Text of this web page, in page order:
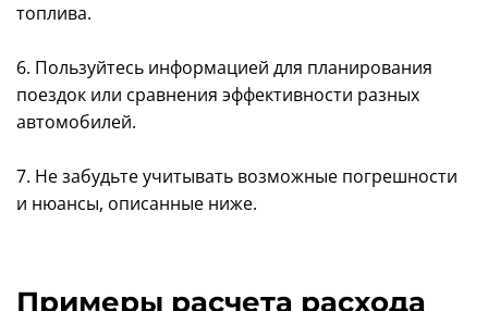
топлива.
6. Пользуйтесь информацией для планирования
поездок или сравнения эффективности разных
автомобилей.
7. Не забудьте учитывать возможные погрешности
и нюансы, описанные ниже.
Примеры расчета расхода